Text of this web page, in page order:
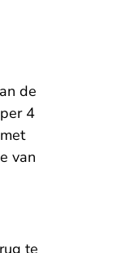
de
4
van
te